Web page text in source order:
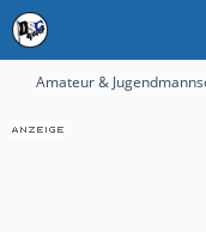
Amateur &